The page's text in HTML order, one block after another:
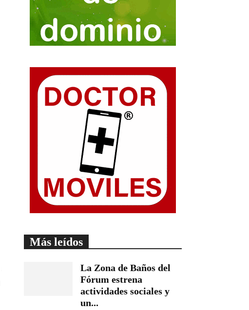
Más leídos
La Zona de Baños del
Fórum estrena
actividades sociales y
un...